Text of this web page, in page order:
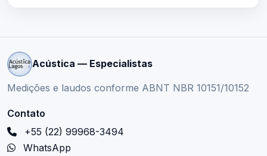
Acústica — Especialistas
Medições e laudos conforme ABNT NBR 10151/10152
Contato
+55 (22) 99968-3494
WhatsApp